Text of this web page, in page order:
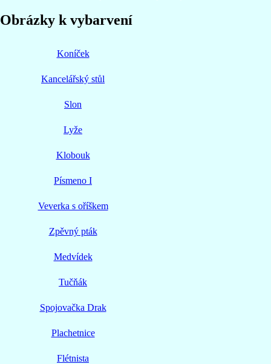
Obrázky k vybarvení
Koníček
Kancelářský stůl
Slon
Lyže
Klobouk
Písmeno I
Veverka s oříškem
Zpěvný pták
Medvídek
Tučňák
Spojovačka Drak
Plachetnice
Flétnista